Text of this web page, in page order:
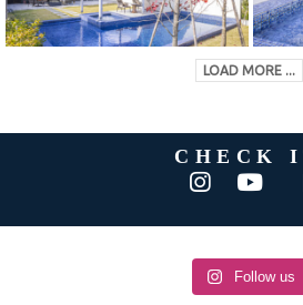
LOAD MORE ...
CHECK
Follow us